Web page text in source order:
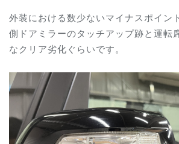
外装における数少ないマイナスポイン
側ドアミラーのタッチアップ跡と運転
なクリア劣化ぐらいです。